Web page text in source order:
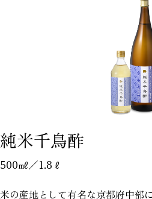
純米千鳥酢
500㎖／1.8ℓ
米の産地として有名な京都府中部